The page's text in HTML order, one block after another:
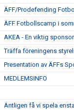
ÄFF/Prodefending
ÄFF Fotbollscamp i
AKEA - En viktig
Träffa föreningens
Presentation av ÄFFs
MEDLEMSINFO
Äntligen få vi spela